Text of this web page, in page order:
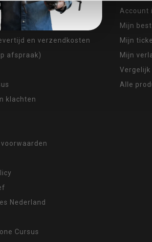
en verzendkosten
afspraak)
klachten
Nederland
Cursus
Account
Mijn
Mijn
Mijn
Vergelijk
Alle